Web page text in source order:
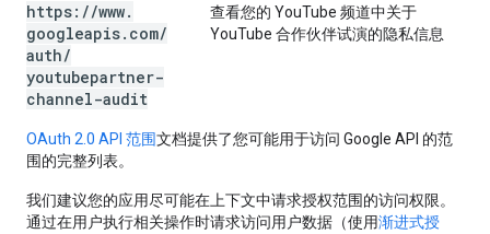
https: //www.
googleapis. com/
auth/
youtubepartner-
channel-audit
查看您的 YouTube 频道中关于
YouTube 合作伙伴试演的隐私信息
OAuth 2.0 API 范围文档提供了您可能用于访问 Google API 的范
围的完整列表。
我们建议您的应用尽可能在上下文中请求授权范围的访问权限。
通过在用户执行相关操作时请求访问用户数据（使用渐进式授